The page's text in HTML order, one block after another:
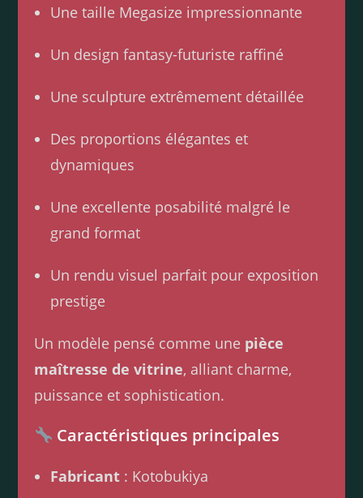
Une taille Megasize impressionnante
Un design fantasy-futuriste raffiné
Une sculpture extrêmement détaillée
Des proportions élégantes et
dynamiques
Une excellente posabilité malgré le
grand format
Un rendu visuel parfait pour exposition
prestige
Un modèle pensé comme une pièce
maîtresse de vitrine, alliant charme,
puissance et sophistication.
Caractéristiques principales
Fabricant : Kotobukiya